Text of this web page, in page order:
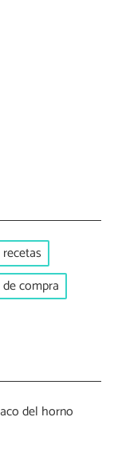
compra
del horno